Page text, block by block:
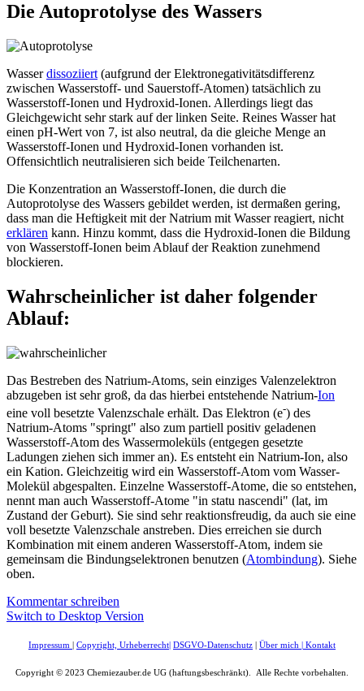
Die Autoprotolyse des Wassers
Wasserdissoziiert (aufgrund der Elektronegativitätsdifferenz
zwischen Wasserstoff- und Sauerstoff-Atomen) tatsächlich zu
Wasserstoff-Ionen und Hydroxid-Ionen. Allerdings liegt das
Gleichgewicht sehr stark auf der linken Seite. Reines Wasser hat
einen pH-Wert von 7, ist also neutral, da die gleiche Menge an
Wasserstoff-Ionen und Hydroxid-Ionen vorhanden ist.
Offensichtlich neutralisieren sich beide Teilchenarten.
Die Konzentration an Wasserstoff-Ionen, die durch die
Autoprotolyse des Wassers gebildet werden, ist dermaßen gering,
dass man die Heftigkeit mit der Natrium mit Wasser reagiert, nicht
erklären kann. Hinzu kommt, dass die Hydroxid-Ionen die Bildung
von Wasserstoff-Ionen beim Ablauf der Reaktion zunehmend
blockieren.
Wahrscheinlicher ist daher folgender
Ablauf:
Das Bestreben des Natrium-Atoms, sein einziges Valenzelektron
abzugeben ist sehr groß, da das hierbei entstehende Natrium-Ion
eine voll besetzte Valenzschale erhält. Das Elektron (e-) des
Natrium-Atoms "springt" also zum partiell positiv geladenen
Wasserstoff-Atom des Wassermoleküls (entgegen gesetzte
Ladungen ziehen sich immer an). Es entsteht ein Natrium-Ion, also
ein Kation. Gleichzeitig wird ein Wasserstoff-Atom vom Wasser-
Molekül abgespalten. Einzelne Wasserstoff-Atome, die so entstehen,
nennt man auch Wasserstoff-Atome "in statu nascendi" (lat, im
Zustand der Geburt). Sie sind sehr reaktionsfreudig, da auch sie eine
voll besetzte Valenzschale anstreben. Dies erreichen sie durch
Kombination mit einem anderen Wasserstoff-Atom, indem sie
gemeinsam die Bindungselektronen benutzen (Atombindung). Siehe
oben.
Kommentar schreiben
Switch to Desktop Version
Impressum Copyright, Urheberrecht DSGVO-Datenschutz Über mich Kontakt
Copyright © 2023 Chemiezauber.de UG (haftungsbeschränkt). Alle Rechte vorbehalten.